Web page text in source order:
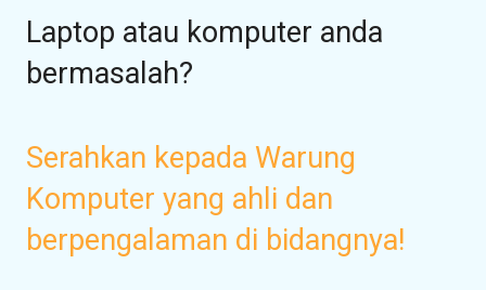
Laptop atau komputer anda
bermasalah?
Serahkan kepada Warung
Komputer yang ahli dan
berpengalaman di bidangnya!